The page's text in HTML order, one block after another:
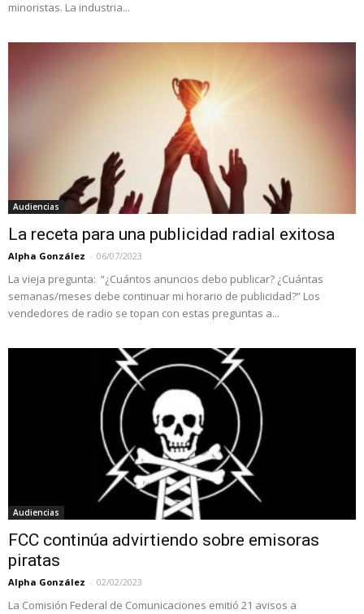
minoristas. La industria...
Audiencias
La receta para una publicidad radial exitosa
Alpha González - 06/07/2023
La vieja pregunta: “¿Cuántos anuncios debo publicar? ¿Cuántas
semanas/meses debe continuar mi horario de publicidad?” Los
vendedores de radio se topan con estas preguntas a...
Audiencias
FCC continúa advirtiendo sobre emisoras
piratas
Alpha González - 02/02/2023
La Comisión Federal de Comunicaciones emitió 21 avisos a